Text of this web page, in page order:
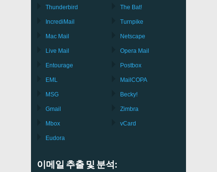
Thunderbird
IncrediMail
Mac Mail
Live Mail
Entourage
EML
MSG
Gmail
Mbox
Eudora
The Bat!
Turnpike
Netscape
Opera Mail
Postbox
MailCOPA
Becky!
Zimbra
vCard
이메일 추출 및 분석: